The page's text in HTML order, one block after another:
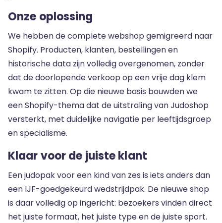
Onze oplossing
We hebben de complete webshop gemigreerd naar
Shopify. Producten, klanten, bestellingen en
historische data zijn volledig overgenomen, zonder
dat de doorlopende verkoop op een vrije dag klem
kwam te zitten. Op die nieuwe basis bouwden we
een Shopify-thema dat de uitstraling van Judoshop
versterkt, met duidelijke navigatie per leeftijdsgroep
en specialisme.
Klaar voor de juiste klant
Een judopak voor een kind van zes is iets anders dan
een IJF-goedgekeurd wedstrijdpak. De nieuwe shop
is daar volledig op ingericht: bezoekers vinden direct
het juiste formaat, het juiste type en de juiste sport.